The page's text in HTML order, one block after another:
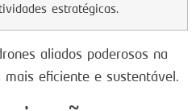
estratégicas.
aliados poderosos na
eficiente e sustentável.